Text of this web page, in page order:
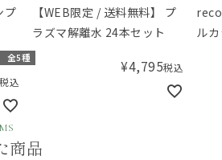
プ
全5種
税込
【WEB限定 / 送料無料】 プ
ラズマ解離水 24本セット
¥4,795税込
ル
商品